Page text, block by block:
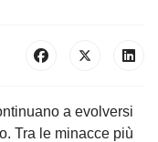
a evolversi
Tra le minacce più